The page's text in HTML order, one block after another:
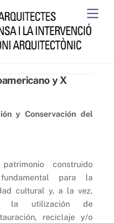
y X
y Conservación del
construido
para la
cultural y, a la vez,
la utilización de
reciclaje y/o